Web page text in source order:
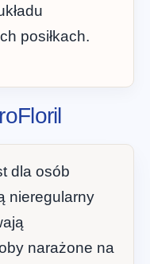
posiłkach.
dla osób
nieregularny
narażone na